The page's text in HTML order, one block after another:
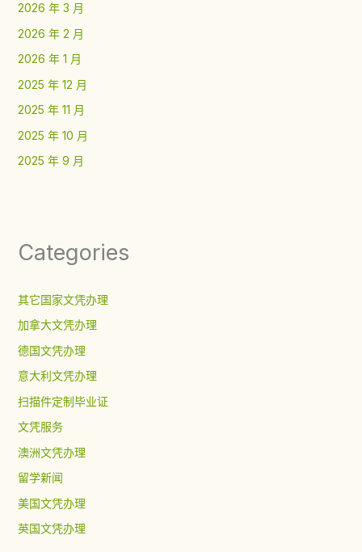
2026 年 3 月
2026 年 2 月
2026 年 1 月
2025 年 12 月
2025 年 11 月
2025 年 10 月
2025 年 9 月
Categories
其它国家文凭办理
加拿大文凭办理
德国文凭办理
意大利文凭办理
扫描件定制毕业证
文凭服务
澳洲文凭办理
留学新闻
美国文凭办理
英国文凭办理